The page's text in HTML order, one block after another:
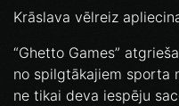
Krāslava vēlreiz
“Ghetto Games”
no spilgtākajiem sporta
ne tikai deva iespēju